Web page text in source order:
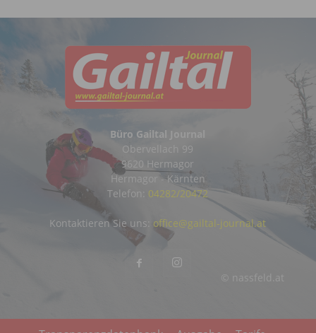
Büro Gailtal Journal
Obervellach 99
9620 Hermagor
Hermagor - Kärnten
Telefon: 04282/20472
© nassfeld.at
Kontaktieren Sie uns: office@gailtal-journal.at